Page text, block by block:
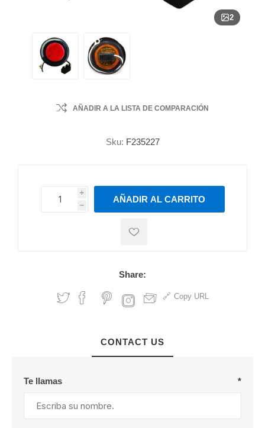
2
AÑADIR A LA LISTA DE COMPARACIÓN
Sku: F235227
i
h
h
AÑADIR AL CARRITO
Share:
Copy URL
CONTACT US
Te llamas *